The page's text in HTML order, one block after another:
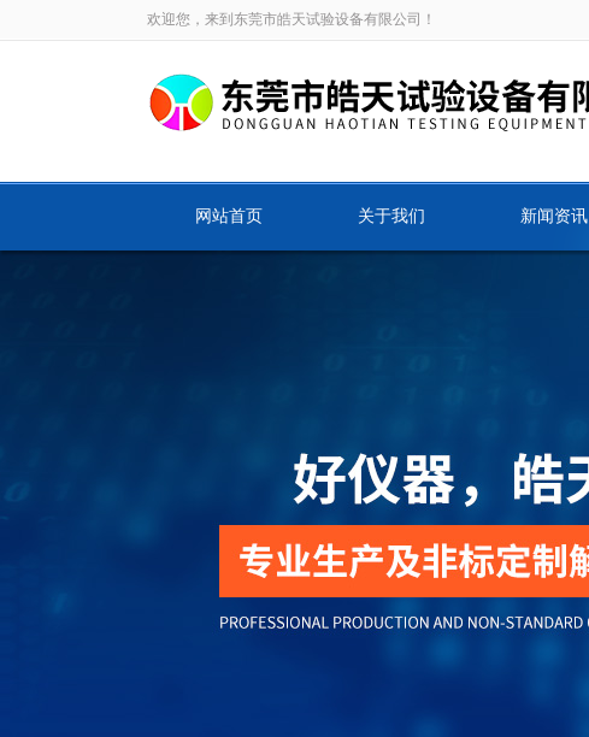
欢迎您，来到东莞市皓天试验设备有限公司！
网站首页 关于我们 新闻资讯